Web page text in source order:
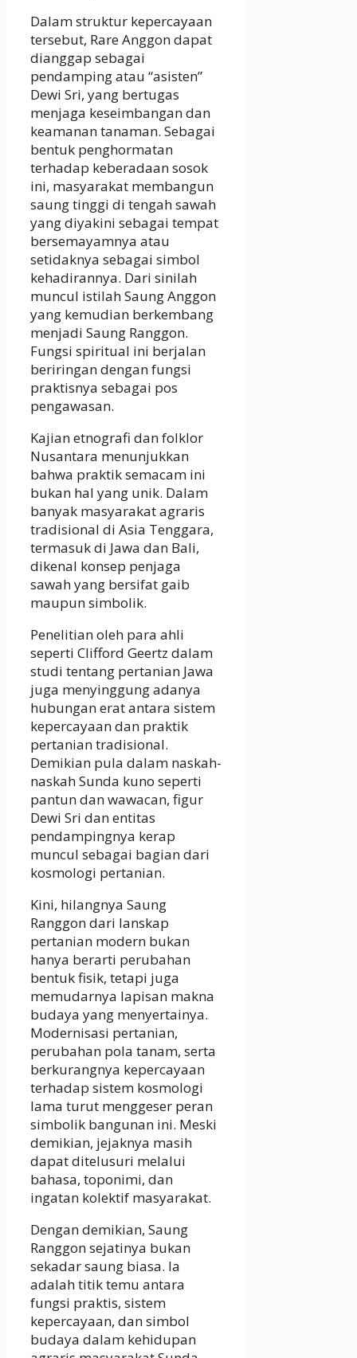
Dalam struktur kepercayaan
tersebut, Rare Anggon dapat
dianggap sebagai
pendamping atau “asisten”
Dewi Sri, yang bertugas
menjaga keseimbangan dan
keamanan tanaman. Sebagai
bentuk penghormatan
terhadap keberadaan sosok
ini, masyarakat membangun
saung tinggi di tengah sawah
yang diyakini sebagai tempat
bersemayamnya atau
setidaknya sebagai simbol
kehadirannya. Dari sinilah
muncul istilah Saung Anggon
yang kemudian berkembang
menjadi Saung Ranggon.
Fungsi spiritual ini berjalan
beriringan dengan fungsi
praktisnya sebagai pos
pengawasan.
Kajian etnografi dan folklor
Nusantara menunjukkan
bahwa praktik semacam ini
bukan hal yang unik. Dalam
banyak masyarakat agraris
tradisional di Asia Tenggara,
termasuk di Jawa dan Bali,
dikenal konsep penjaga
sawah yang bersifat gaib
maupun simbolik.
Penelitian oleh para ahli
seperti Clifford Geertz dalam
studi tentang pertanian Jawa
juga menyinggung adanya
hubungan erat antara sistem
kepercayaan dan praktik
pertanian tradisional.
Demikian pula dalam naskah-
naskah Sunda kuno seperti
pantun dan wawacan, figur
Dewi Sri dan entitas
pendampingnya kerap
muncul sebagai bagian dari
kosmologi pertanian.
Kini, hilangnya Saung
Ranggon dari lanskap
pertanian modern bukan
hanya berarti perubahan
bentuk fisik, tetapi juga
memudarnya lapisan makna
budaya yang menyertainya.
Modernisasi pertanian,
perubahan pola tanam, serta
berkurangnya kepercayaan
terhadap sistem kosmologi
lama turut menggeser peran
simbolik bangunan ini. Meski
demikian, jejaknya masih
dapat ditelusuri melalui
bahasa, toponimi, dan
ingatan kolektif masyarakat.
Dengan demikian, Saung
Ranggon sejatinya bukan
sekadar saung biasa. Ia
adalah titik temu antara
fungsi praktis, sistem
kepercayaan, dan simbol
budaya dalam kehidupan